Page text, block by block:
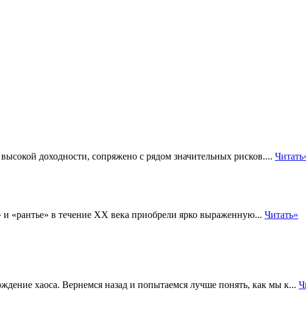
доходности, сопряжено с рядом значительных рисков....
и «рантье» в течение XX века приобрели ярко выраженную... Читать»
хаоса. Вернемся назад и попытаемся лучше понять, как мы к...